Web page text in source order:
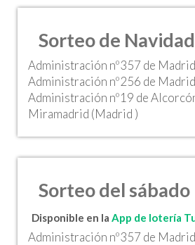
Sorteo de Navidad
Administración nº357 de
Administración nº256 de
Administración nº19 de
Miramadrid (Madrid )
Sorteo del sábado
Disponible en la App de lotería
Administración nº357 de